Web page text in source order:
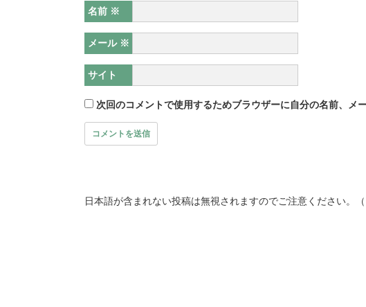
名前 ※
メール ※
サイト
次回のコメントで使用するためブラウザーに自分の名前、メ
日本語が含まれない投稿は無視されますのでご注意ください。（